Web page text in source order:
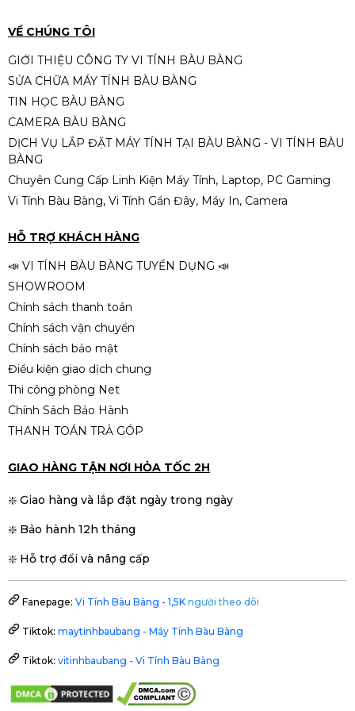
VỀ CHÚNG TÔI
GIỚI THIỆU CÔNG TY VI TÍNH BÀU BÀNG
SỬA CHỮA MÁY TÍNH BÀU BÀNG
TIN HỌC BÀU BÀNG
CAMERA BÀU BÀNG
DỊCH VỤ LẮP ĐẶT MÁY TÍNH TẠI BÀU BÀNG - VI TÍNH BÀU
BÀNG
Chuyên Cung Cấp Linh Kiện Máy Tính, Laptop, PC Gaming
Vi Tính Bàu Bàng, Vi Tính Gần Đây, Máy In, Camera
HỖ TRỢ KHÁCH HÀNG
📣 VI TÍNH BÀU BÀNG TUYỂN DỤNG 📣
SHOWROOM
Chính sách thanh toán
Chính sách vận chuyển
Chính sách bảo mật
Điều kiện giao dịch chung
Thi công phòng Net
Chính Sách Bảo Hành
THANH TOÁN TRẢ GÓP
GIAO HÀNG TẬN NƠI HỎA TỐC 2H
❇️ Giao hàng và lắp đặt ngày trong ngày
❇️ Bảo hành 12h tháng
❇️ Hỗ trợ đổi và nâng cấp
Fanepage: Vi Tính Bàu Bàng - 1,5K người theo dõi
Tiktok: maytinhbaubang - Máy Tính Bàu Bàng
Tiktok: vitinhbaubang - Vi Tính Bàu Bàng